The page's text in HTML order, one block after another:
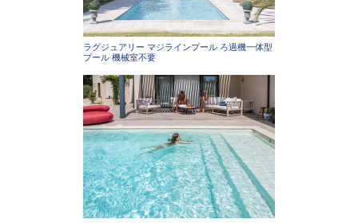
ラグジュアリー マジラインプール ろ過機一体型
プール 機械室不要